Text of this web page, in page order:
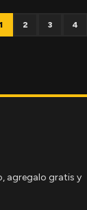
1 2 3 4
agregalo gratis y